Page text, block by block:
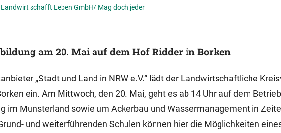
schafft Leben GmbH/ Mag doch jeder
am 20. Mai auf dem Hof Ridder in Borken
„Stadt und Land in NRW e.V.“ lädt der Landwirtschaftliche
ein. Am Mittwoch, den 20. Mai, geht es ab 14 Uhr auf dem
im Münsterland sowie um Ackerbau und Wassermanagement in
und weiterführenden Schulen können hier die Möglichkeiten